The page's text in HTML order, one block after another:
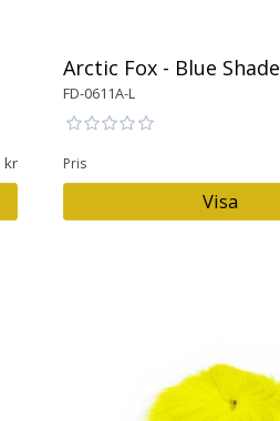
Arctic Fox - Blue Shade
FD-0611A-L
Pris
Visa